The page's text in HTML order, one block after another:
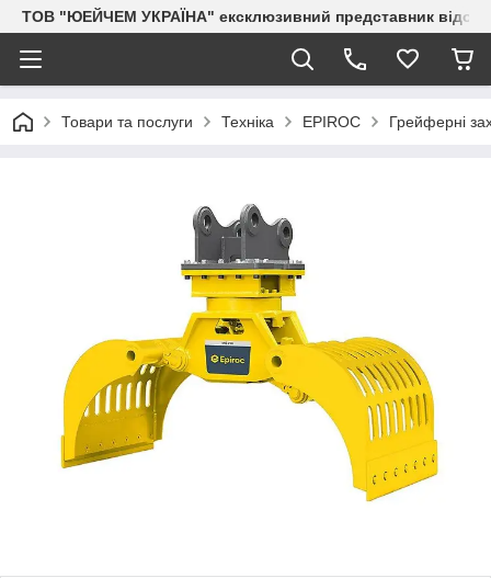
ТОВ "ЮЕЙЧЕМ УКРАЇНА" ексклюзивний представник відомих
Товари та послуги Техніка EPIROC Грейферні